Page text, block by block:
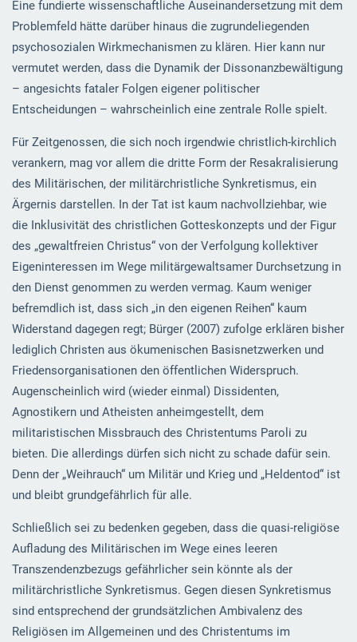
Eine fundierte wissenschaftliche Auseinandersetzung mit dem
Problemfeld hätte darüber hinaus die zugrundeliegenden
psychosozialen Wirkmechanismen zu klären. Hier kann nur
vermutet werden, dass die Dynamik der Dissonanzbewältigung
– angesichts fataler Folgen eigener politischer
Entscheidungen – wahrscheinlich eine zentrale Rolle spielt.
Für Zeitgenossen, die sich noch irgendwie christlich-kirchlich
verankern, mag vor allem die dritte Form der Resakralisierung
des Militärischen, der militärchristliche Synkretismus, ein
Ärgernis darstellen. In der Tat ist kaum nachvollziehbar, wie
die Inklusivität des christlichen Gotteskonzepts und der Figur
des „gewaltfreien Christus“ von der Verfolgung kollektiver
Eigeninteressen im Wege militärgewaltsamer Durchsetzung in
den Dienst genommen zu werden vermag. Kaum weniger
befremdlich ist, dass sich „in den eigenen Reihen“ kaum
Widerstand dagegen regt; Bürger (2007) zufolge erklären bisher
lediglich Christen aus ökumenischen Basisnetzwerken und
Friedensorganisationen den öffentlichen Widerspruch.
Augenscheinlich wird (wieder einmal) Dissidenten,
Agnostikern und Atheisten anheimgestellt, dem
militaristischen Missbrauch des Christentums Paroli zu
bieten. Die allerdings dürfen sich nicht zu schade dafür sein.
Denn der „Weihrauch“ um Militär und Krieg und „Heldentod“ ist
und bleibt grundgefährlich für alle.
Schließlich sei zu bedenken gegeben, dass die quasi-religiöse
Aufladung des Militärischen im Wege eines leeren
Transzendenzbezugs gefährlicher sein könnte als der
militärchristliche Synkretismus. Gegen diesen Synkretismus
sind entsprechend der grundsätzlichen Ambivalenz des
Religiösen im Allgemeinen und des Christentums im